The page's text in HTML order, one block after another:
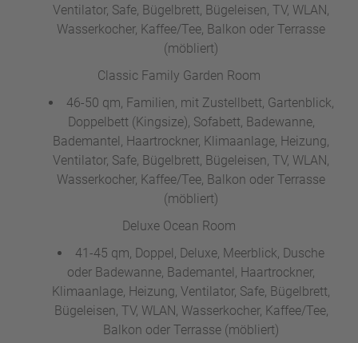
Ventilator, Safe, Bügelbrett, Bügeleisen, TV, WLAN,
Wasserkocher, Kaffee/Tee, Balkon oder Terrasse
(möbliert)
Classic Family Garden Room
46-50 qm, Familien, mit Zustellbett, Gartenblick,
Doppelbett (Kingsize), Sofabett, Badewanne,
Bademantel, Haartrockner, Klimaanlage, Heizung,
Ventilator, Safe, Bügelbrett, Bügeleisen, TV, WLAN,
Wasserkocher, Kaffee/Tee, Balkon oder Terrasse
(möbliert)
Deluxe Ocean Room
41-45 qm, Doppel, Deluxe, Meerblick, Dusche
oder Badewanne, Bademantel, Haartrockner,
Klimaanlage, Heizung, Ventilator, Safe, Bügelbrett,
Bügeleisen, TV, WLAN, Wasserkocher, Kaffee/Tee,
Balkon oder Terrasse (möbliert)